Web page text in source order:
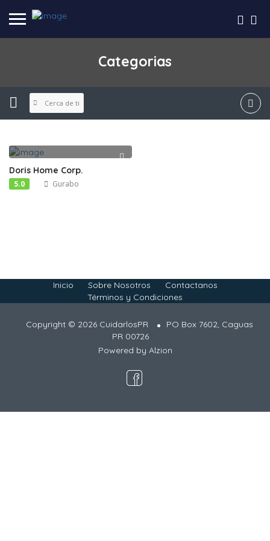
Categorias
Cerca de ti
Doris Home Corp.
5.0 Gurabo
Inicio Sobre Nosotros
Contactanos
Términos y Condiciones
Copyright © 2026 CuidarlosPR
PO Box 7602, Caguas
PR 00726
Powered by Alzion